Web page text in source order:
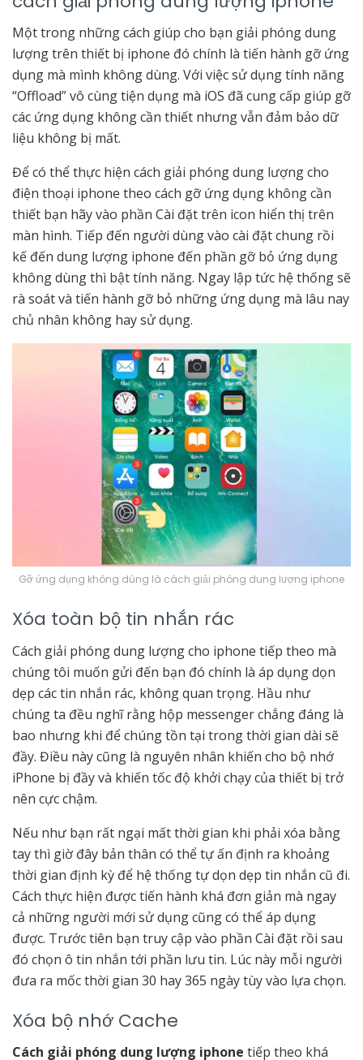
Một trong những cách giúp cho bạn giải phóng dung
lượng trên thiết bị iphone đó chính là tiến hành gỡ ứng
dụng mà mình không dùng. Với việc sử dụng tính năng
“Offload” vô cùng tiện dụng mà iOS đã cung cấp giúp gỡ
các ứng dụng không cần thiết nhưng vẫn đảm bảo dữ
liệu không bị mất.
Để có thể thực hiện cách giải phóng dung lượng cho
điện thoại iphone theo cách gỡ ứng dụng không cần
thiết bạn hãy vào phần Cài đặt trên icon hiển thị trên
màn hình. Tiếp đến người dùng vào cài đặt chung rồi
kế đến dung lượng iphone đến phần gỡ bỏ ứng dụng
không dùng thì bật tính năng. Ngay lập tức hệ thống sẽ
rà soát và tiến hành gỡ bỏ những ứng dụng mà lâu nay
chủ nhân không hay sử dụng.
Gỡ ứng dụng không dùng là cách giải phóng dung lượng iphone
Xóa toàn bộ tin nhắn rác
Cách giải phóng dung lượng cho iphone tiếp theo mà
chúng tôi muốn gửi đến bạn đó chính là áp dụng dọn
dẹp các tin nhắn rác, không quan trọng. Hầu như
chúng ta đều nghĩ rằng hộp messenger chẳng đáng là
bao nhưng khi để chúng tồn tại trong thời gian dài sẽ
đầy. Điều này cũng là nguyên nhân khiến cho bộ nhớ
iPhone bị đầy và khiến tốc độ khởi chạy của thiết bị trở
nên cực chậm.
Nếu như bạn rất ngại mất thời gian khi phải xóa bằng
tay thì giờ đây bản thân có thể tự ấn định ra khoảng
thời gian định kỳ để hệ thống tự dọn dẹp tin nhắn cũ đi.
Cách thực hiện được tiến hành khá đơn giản mà ngay
cả những người mới sử dụng cũng có thể áp dụng
được. Trước tiên bạn truy cập vào phần Cài đặt rồi sau
đó chọn ô tin nhắn tới phần lưu tin. Lúc này mỗi người
đưa ra mốc thời gian 30 hay 365 ngày tùy vào lựa chọn.
Xóa bộ nhớ Cache
Cách giải phóng dung lượng iphone tiếp theo khá